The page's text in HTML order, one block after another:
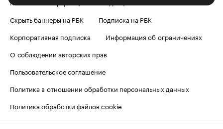
Контактная информация
Скрыть баннеры на РБК
Подписка на РБК
Корпоративная подписка
Информация об ограничениях
О соблюдении авторских прав
Пользовательское соглашение
Политика в отношении обработки персональных данных
Политика обработки файлов cookie